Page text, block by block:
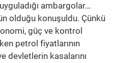
ambargolar…
olduğu konuşuldu. Çünkü
güç ve kontrol
petrol fiyatlarının
devletlerin kasalarını